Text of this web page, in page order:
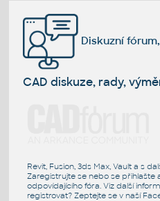
Diskuzní
CAD diskuze, rady,
Revit, Fusion, 3ds Max, Vault a s
Zaregistrujte se nebo se přihlašte
odpovídajícího fóra. Viz další
registrovat? Zeptejte se v naší